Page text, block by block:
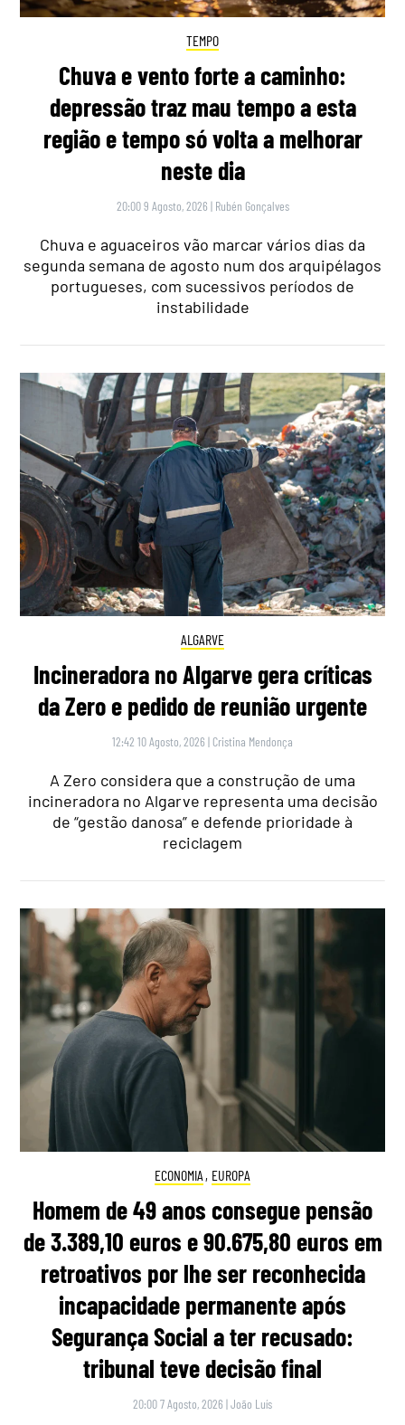
TEMPO
Chuva e vento forte a caminho:
depressão traz mau tempo a esta
região e tempo só volta a melhorar
neste dia
20:00 9 Agosto, 2026 | Rubén Gonçalves
Chuva e aguaceiros vão marcar vários dias da
segunda semana de agosto num dos arquipélagos
portugueses, com sucessivos períodos de
instabilidade
ALGARVE
Incineradora no Algarve gera críticas
da Zero e pedido de reunião urgente
12:42 10 Agosto, 2026 | Cristina Mendonça
A Zero considera que a construção de uma
incineradora no Algarve representa uma decisão
de “gestão danosa” e defende prioridade à
reciclagem
ECONOMIA , EUROPA
Homem de 49 anos consegue pensão
de 3.389,10 euros e 90.675,80 euros em
retroativos por lhe ser reconhecida
incapacidade permanente após
Segurança Social a ter recusado:
tribunal teve decisão final
20:00 7 Agosto, 2026 |João Luís